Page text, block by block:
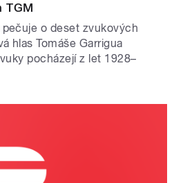
TGM
o deset zvukových
hlas Tomáše Garrigua
pocházejí z let 1928–